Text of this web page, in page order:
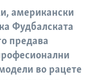
американски
Фудбалската
предава
во рацете